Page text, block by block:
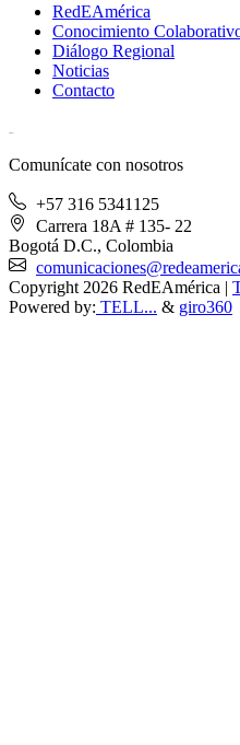
RedEAmérica
Conocimiento
Diálogo Regional
Noticias
Contacto
Comunícate con nosotros
+57 316 5341125
Carrera 18A # 135- 22
Bogotá D.C., Colombia
Copyright 2026 RedEAmérica |
Powered by: TELL... & giro360